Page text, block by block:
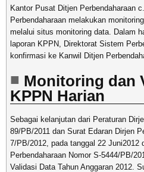
Kantor Pusat Ditjen Perbendaharaan
Perbendaharaan melakukan
melalui situs monitoring data. Dalam
laporan KPPN, Direktorat Sistem
konfirmasi ke Kanwil Ditjen
Monitoring dan
KPPN Harian
Sebagai kelanjutan dari Peraturan
89/PB/2011 dan Surat Edaran Dirjen
7/PB/2012, pada tanggal 22 Juni2012
Perbendaharaan Nomor S-5444/PB/
Validasi Data Tahun Anggaran 2012.